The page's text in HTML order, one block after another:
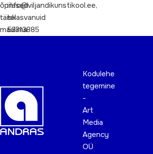
õpilased
täiskasvanuid
maalima.
info@viljandikunstikool.ee,
tel
53313885
Kodulehe
tegemine
-
Art
Media
Agency
OÜ